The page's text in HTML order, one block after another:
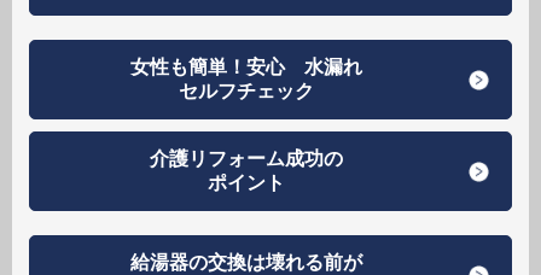
女性も簡単！安心 水漏れ
セルフチェック
介護リフォーム成功の
ポイント
給湯器の交換は壊れる前が